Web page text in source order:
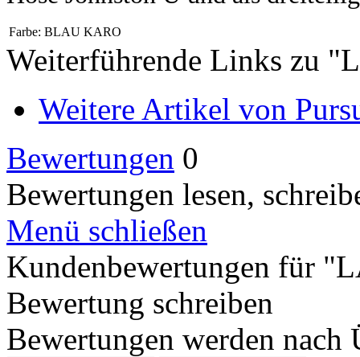
Farbe: BLAU KARO
Weiterführende Links zu
Weitere Artikel von
Bewertungen 0
Bewertungen lesen,
Menü schließen
Kundenbewertungen für
Bewertung schreiben
Bewertungen werden